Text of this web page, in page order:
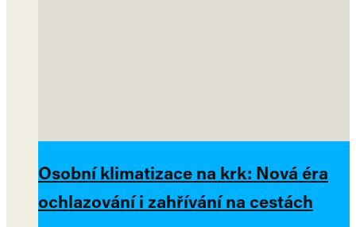
Osobní klimatizace na krk: Nová éra
ochlazování i zahřívání na cestách